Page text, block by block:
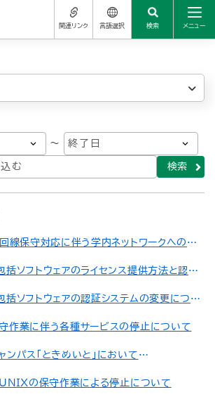
関連リンク 言語選択 検索 メニュー
ID）
〜
回線保守対応に伴う学内ネットワークへの影
括ソフトウェアのライセンス提供方法と認証
括ソフトウェアの認証システムの変更につい
作業に伴う各種サービスの停止について
ンパス「ときめいと」において
ービスを開始しました
の保守作業による停止について